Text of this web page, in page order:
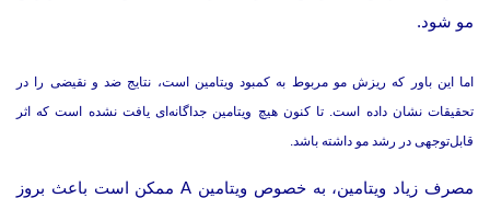
مو شود.
اما این باور که ریزش مو مربوط به کمبود ویتامین است، نتایج ضد و نقیضی را در
تحقیقات نشان داده است. تا کنون هیچ ویتامین جداگانه‌ای یافت نشده است که اثر
قابل‌توجهی در رشد مو داشته باشد.
مصرف زیاد ویتامین، به خصوص ویتامین A ممکن است باعث بروز